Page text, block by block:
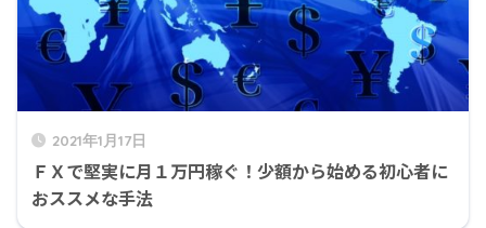
2021年1月17日
ＦＸで堅実に月１万円稼ぐ！少額から始める初心者に
おススメな手法